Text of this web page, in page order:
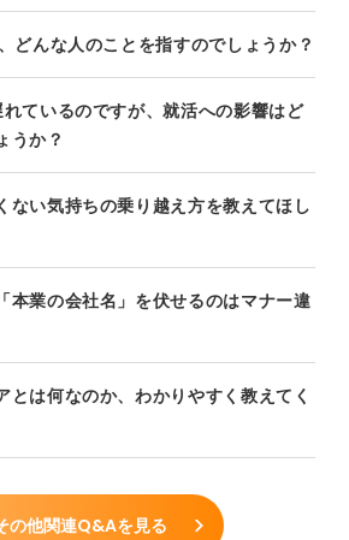
どんな人のことを指すのでしょうか？
ているのですが、就活への影響はど
うか？
ない気持ちの乗り越え方を教えてほし
本業の会社名」を伏せるのはマナー違
とは何なのか、わかりやすく教えてく
の他関連Q&Aを見る